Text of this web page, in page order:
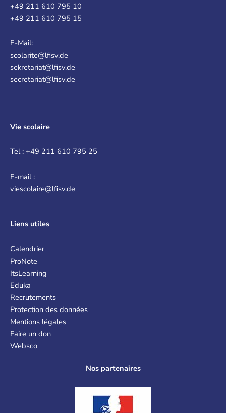
+49 211 610 795 10
+49 211 610 795 15
E-Mail:
scolarite@lfisv.de
sekretariat@lfisv.de
secretariat@lfisv.de
Vie scolaire
Tel : +49 211 610 795 25
E-mail :
viescolaire@lfisv.de
Liens utiles
Calendrier
ProNote
ItsLearning
Eduka
Recrutements
Protection des données
Mentions légales
Faire un don
Websco
Nos partenaires